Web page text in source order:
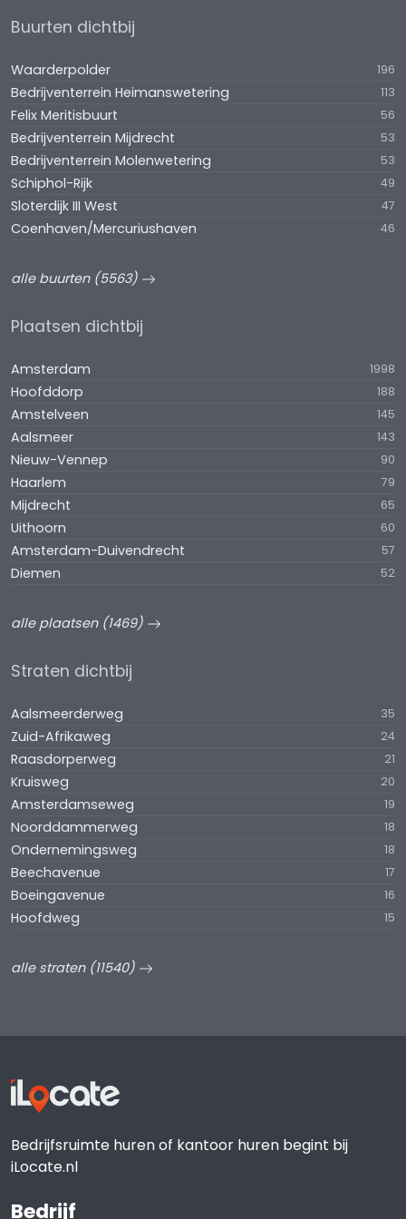
VOORBEHOUD
DISCLAIMER
De vermelde informatie is van algemene aard en is
niet meer dan een uitnodiging om in
onderhandeling te treden. Bezichtigingen vinden
uitsluitend op afspraak plaats. Aan de inhoud van
deze zorgvuldig samengestelde informatie kunnen
geen rechten worden ontleend.
Buurten dichtbij
Waarderpolder 196
Bedrijventerrein Heimanswetering 113
Felix Meritisbuurt 56
Bedrijventerrein Mijdrecht 53
Bedrijventerrein Molenwetering 53
Schiphol-Rijk 49
Sloterdijk III West 47
Coenhaven/Mercuriushaven 46
alle buurten (5563)
Plaatsen dichtbij
Amsterdam 1998
Hoofddorp 188
Amstelveen 145
Aalsmeer 143
Nieuw-Vennep 90
Haarlem 79
Mijdrecht 65
Uithoorn 60
Amsterdam-Duivendrecht 57
Diemen 52
alle plaatsen (1469)
Straten dichtbij
Aalsmeerderweg 35
Zuid-Afrikaweg 24
Raasdorperweg 21
Kruisweg 20
Amsterdamseweg 19
Noorddammerweg 18
Ondernemingsweg 18
Beechavenue 17
Boeingavenue 16
Hoofdweg 15
alle straten (11540)
Bedrijfsruimte huren of kantoor huren begint bij
iLocate.nl
Bedrijf